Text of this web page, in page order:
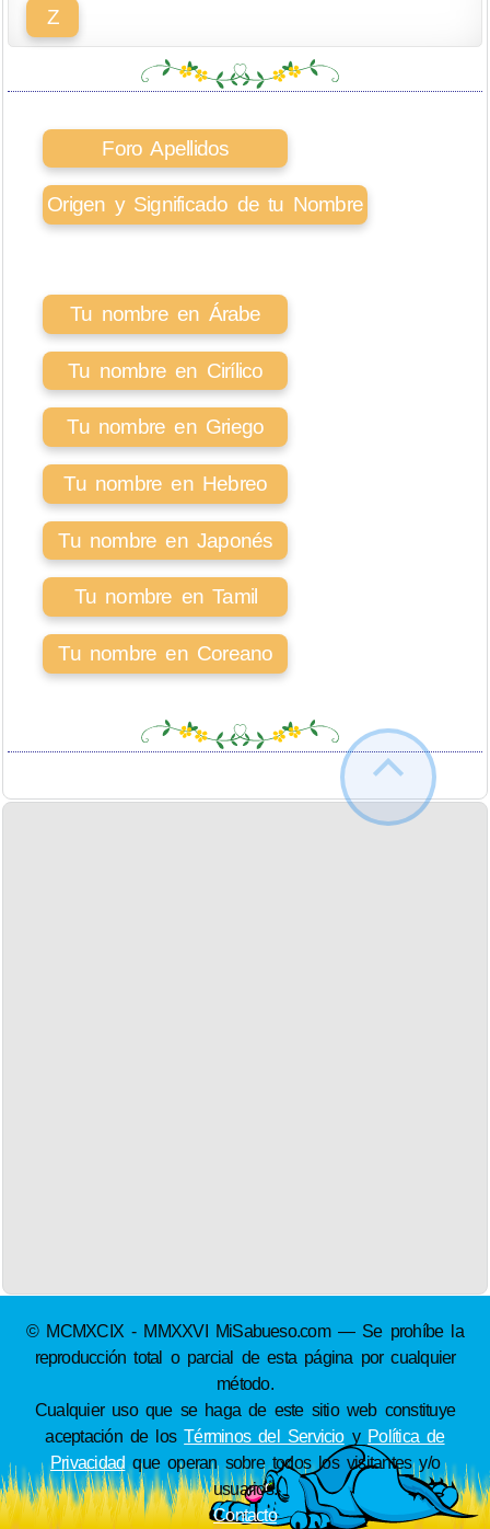
Z
Foro Apellidos
Origen y Significado de tu Nombre
Tu nombre en Árabe
Tu nombre en Cirílico
Tu nombre en Griego
Tu nombre en Hebreo
Tu nombre en Japonés
Tu nombre en Tamil
Tu nombre en Coreano
© MCMXCIX - MMXXVI MiSabueso.com — Se prohíbe la
reproducción total o parcial de esta página por cualquier
método.
Cualquier uso que se haga de este sitio web constituye
aceptación de losTérminos del Servicioy Política de
Privacidad que operan sobre todos los visitantes y/o
usuarios.
Contacto